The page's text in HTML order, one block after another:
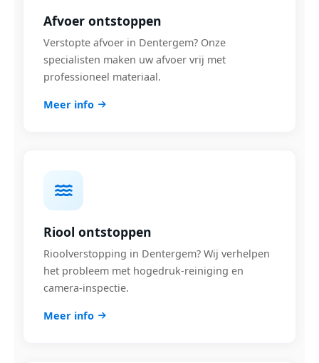
Afvoer ontstoppen
Verstopte afvoer in Dentergem? Onze
specialisten maken uw afvoer vrij met
professioneel materiaal.
Meer info
Riool ontstoppen
Rioolverstopping in Dentergem? Wij verhelpen
het probleem met hogedruk-reiniging en
camera-inspectie.
Meer info